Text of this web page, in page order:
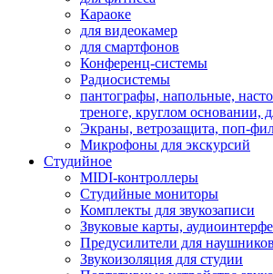
Караоке
для видеокамер
для смартфонов
Конференц-системы
Радиосистемы
пантографы, напольные,
треноге, круглом основании,
Экраны, ветрозащита, поп-
Микрофоны для экскурсий
Студийное
MIDI-контроллеры
Студийные мониторы
Комплекты для звукозаписи
Звуковые карты,
Предусилители для наушников
Звукоизоляция для студии